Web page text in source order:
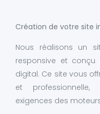
Création de votre site
Nous réalisons un
responsive et
digital. Ce site vous
et
exigences des